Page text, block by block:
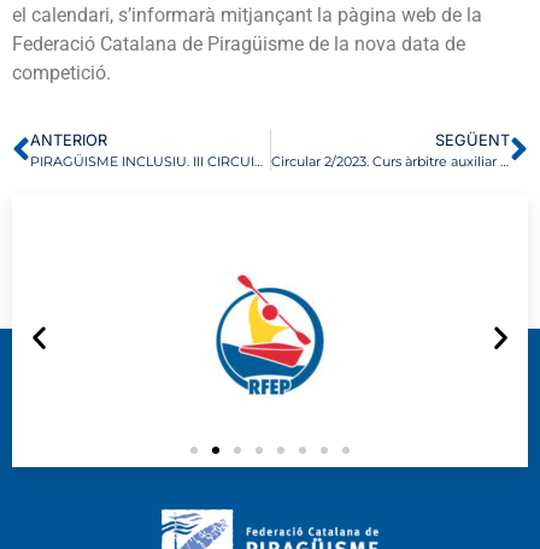
el calendari, s’informarà mitjançant la pàgina web de la
Federació Catalana de Piragüisme de la nova data de
competició.
ANTERIOR
PIRAGÜISME INCLUSIU. III CIRCUITO OPEN NACIONAL PARACANOE – CAMPIONAT DE CATALUNYA DE VELOCITAT
SEGÜENT
Circular 2/2023. Curs àrbitre auxiliar eslàlom 2023